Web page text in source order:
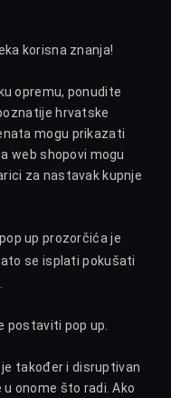
korisna znanja!
opremu, ponudite
hrvatske
mogu prikazati
web shopovi mogu
za nastavak kupnje
up prozorčića je
se isplati pokušati
postaviti pop up.
također i disruptivan
onome što radi. Ako